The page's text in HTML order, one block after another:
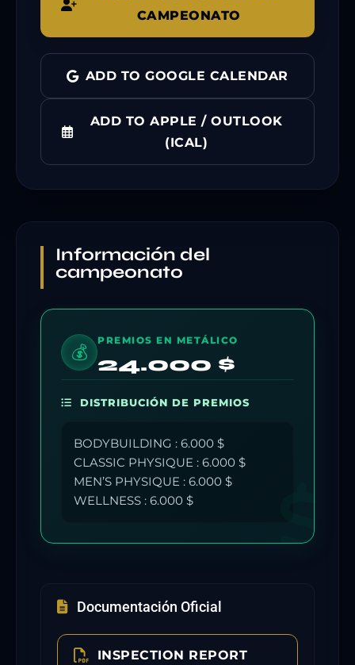
CAMPEONATO
ADD TO GOOGLE CALENDAR
ADD TO APPLE / OUTLOOK
(ICAL)
Información del
campeonato
💰
PREMIOS EN METÁLICO
24.000 $
DISTRIBUCIÓN DE PREMIOS
BODYBUILDING : 6.000 $
CLASSIC PHYSIQUE : 6.000 $
MEN’S PHYSIQUE : 6.000 $
WELLNESS : 6.000 $
Documentación Oficial
INSPECTION REPORT